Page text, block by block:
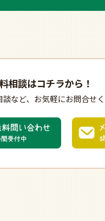
相談はコチラから！
など、 お気軽にお問合せ